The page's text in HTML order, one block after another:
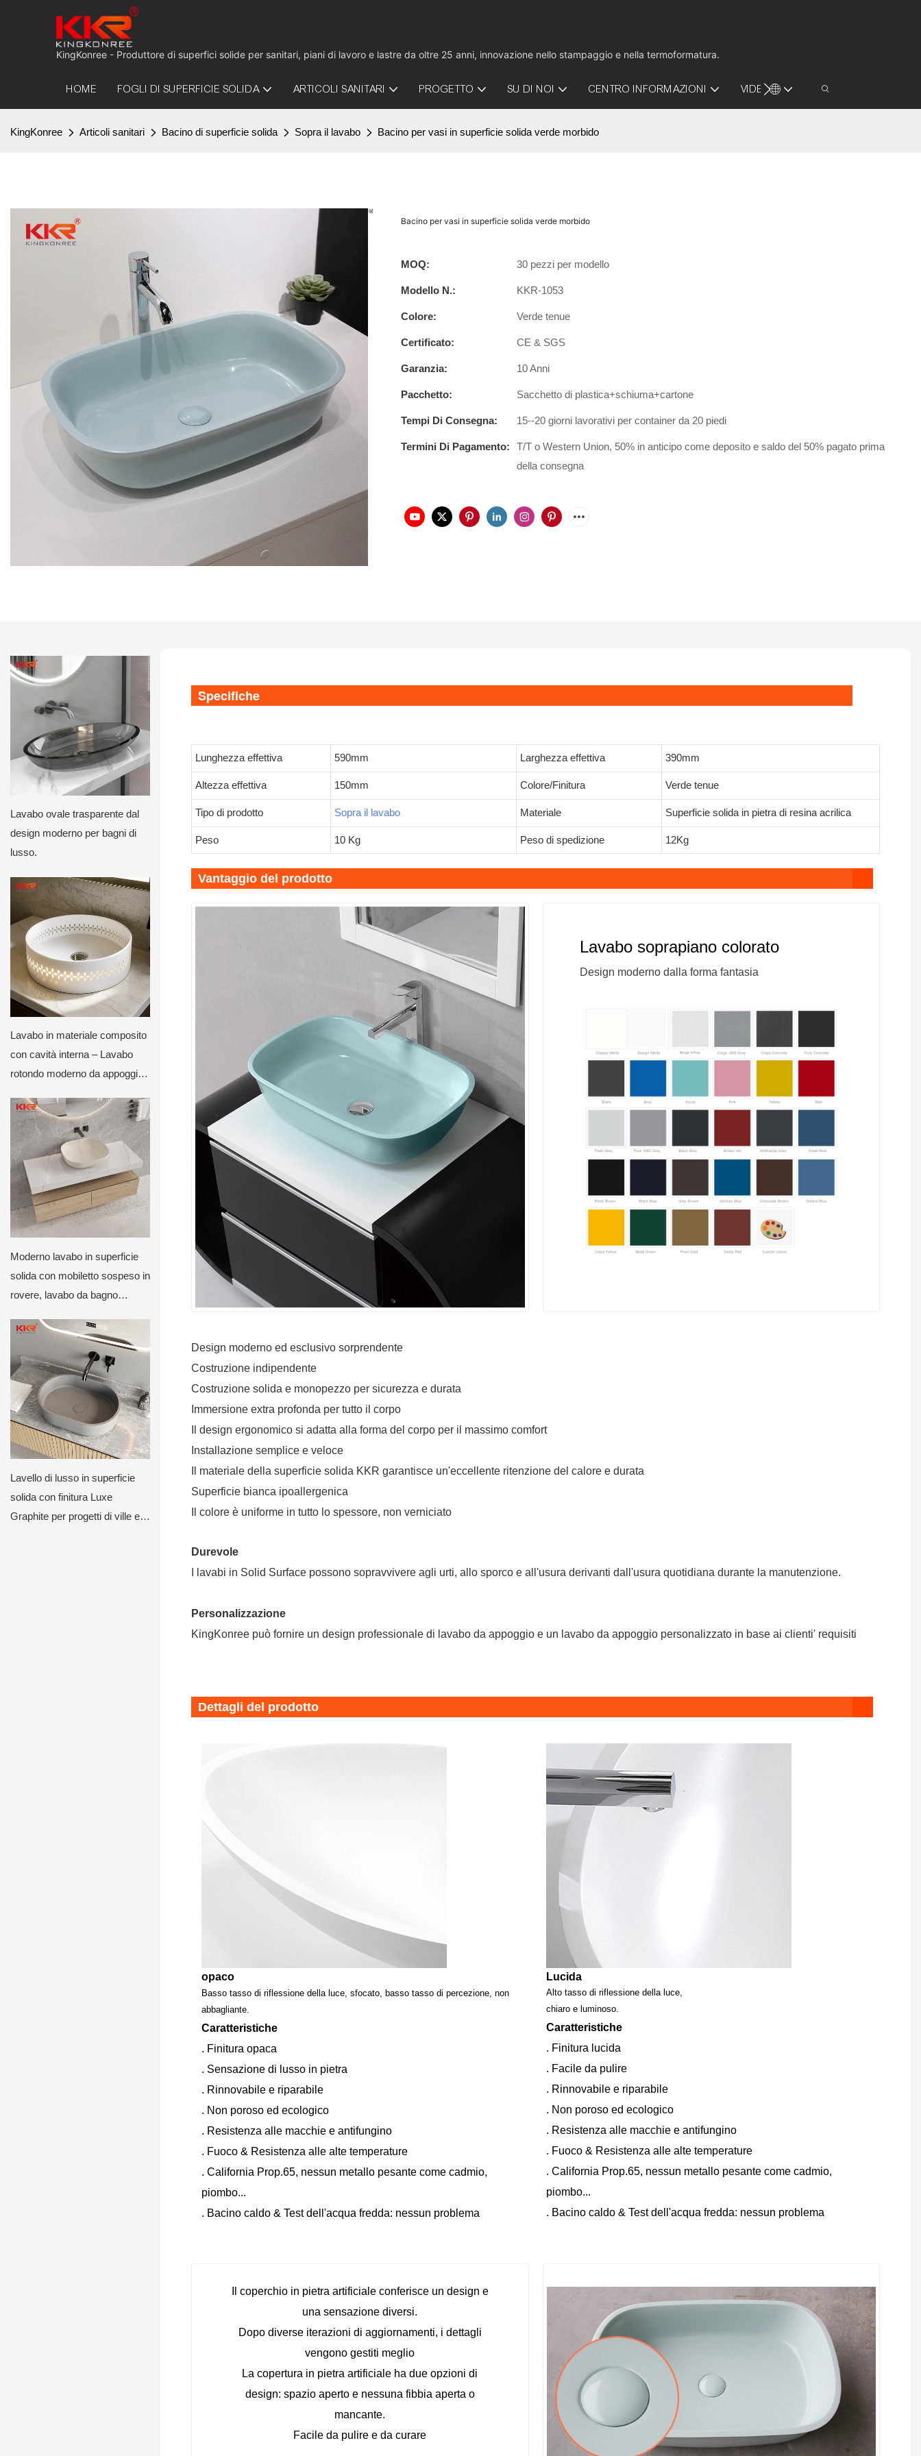
KingKonree - Produttore di superfici solide per sanitari, piani di lavoro e lastre da oltre 25 anni, innovazione nello stampaggio e nella termoformatura.
HOME FOGLI DI SUPERFICIE SOLIDA ARTICOLI SANITARI PROGETTO SU DI NOI CENTRO INFORMAZIONI VIDEO CONTATTACI
KingKonree Articoli sanitari Bacino di superficie solida Sopra il lavabo Bacino per vasi in superficie solida verde morbido
Bacino per vasi in superficie solida verde morbido
MOQ: 30 pezzi per modello
Modello N.: KKR-1053
Colore: Verde tenue
Certificato: CE & SGS
Garanzia: 10 Anni
Pacchetto: Sacchetto di plastica+schiuma+cartone
Tempi Di Consegna: 15--20 giorni lavorativi per container da 20 piedi
Termini Di Pagamento:
T/T o Western Union, 50% in anticipo come deposito e saldo del 50% pagato prima
della consegna
Lavabo ovale trasparente dal
design moderno per bagni di
lusso.
Lavabo in materiale composito
con cavità interna – Lavabo
rotondo moderno da appoggio
Moderno lavabo in superficie
solida con mobiletto sospeso in
rovere, lavabo da bagno
Lavello di lusso in superficie
solida con finitura Luxe
Graphite per progetti di ville e
Specifiche
Lunghezza effettiva 590mm Larghezza effettiva 390mm
Altezza effettiva 150mm Colore/Finitura Verde tenue
Tipo di prodotto Sopra il lavabo Materiale Superficie solida in pietra di resina acrilica
Peso 10 Kg Peso di spedizione 12Kg
Vantaggio del prodotto
Lavabo soprapiano colorato
Design moderno dalla forma fantasia
Design moderno ed esclusivo sorprendente
Costruzione indipendente
Costruzione solida e monopezzo per sicurezza e durata
Immersione extra profonda per tutto il corpo
Il design ergonomico si adatta alla forma del corpo per il massimo comfort
Installazione semplice e veloce
Il materiale della superficie solida KKR garantisce un'eccellente ritenzione del calore e durata
Superficie bianca ipoallergenica
Il colore è uniforme in tutto lo spessore, non verniciato
Durevole
I lavabi in Solid Surface possono sopravvivere agli urti, allo sporco e all'usura derivanti dall'usura quotidiana durante la manutenzione.
Personalizzazione
KingKonree può fornire un design professionale di lavabo da appoggio e un lavabo da appoggio personalizzato in base ai clienti' requisiti
Dettagli del prodotto
opaco
Basso tasso di riflessione della luce, sfocato, basso tasso di percezione, non
abbagliante.
Caratteristiche
. Finitura opaca
. Sensazione di lusso in pietra
. Rinnovabile e riparabile
. Non poroso ed ecologico
. Resistenza alle macchie e antifungino
. Fuoco & Resistenza alle alte temperature
. California Prop.65, nessun metallo pesante come cadmio,
piombo...
. Bacino caldo & Test dell'acqua fredda: nessun problema
Lucida
Alto tasso di riflessione della luce,
chiaro e luminoso.
Caratteristiche
. Finitura lucida
. Facile da pulire
. Rinnovabile e riparabile
. Non poroso ed ecologico
. Resistenza alle macchie e antifungino
. Fuoco & Resistenza alle alte temperature
. California Prop.65, nessun metallo pesante come cadmio,
piombo...
. Bacino caldo & Test dell'acqua fredda: nessun problema
Il coperchio in pietra artificiale conferisce un design e
una sensazione diversi.
Dopo diverse iterazioni di aggiornamenti, i dettagli
vengono gestiti meglio
La copertura in pietra artificiale ha due opzioni di
design: spazio aperto e nessuna fibbia aperta o
mancante.
Facile da pulire e da curare